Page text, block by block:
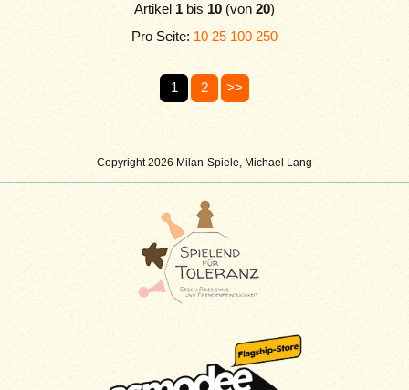
Copyright 2026 Milan-Spiele, Michael Lang
Artikel 1 bis 10 (von 20)
Pro Seite: 10 25 100 250
1 2 >>